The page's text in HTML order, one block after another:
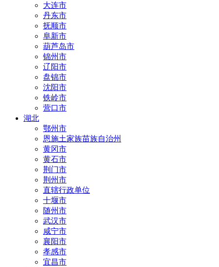
大连市
丹东市
抚顺市
阜新市
葫芦岛市
锦州市
辽阳市
盘锦市
沈阳市
铁岭市
营口市
湖北
鄂州市
恩施土家族苗族自治州
黄冈市
黄石市
荆门市
荆州市
直辖行政单位
十堰市
随州市
武汉市
咸宁市
襄阳市
孝感市
宜昌市